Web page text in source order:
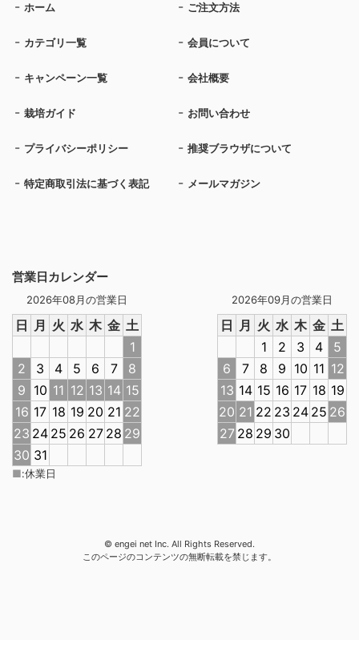
営業日カレンダー
2026年08月の営業日
日 月 火 水 木 金 土
1
2
3 4 5 6 7
8
9 10 11 12 13 14 15
16 17 18 19 20 21 22
23 24 25 26 27 28 29
30 31
2026年09月の営業日
日 月 火 水 木 金 土
1
2 3 4
5
6
7 8 9 10 11 12
13 14 15 16 17 18 19
20 21 22 23 24 25 26
27 28 29 30
■:休業日
ホーム ご注文方法
カテゴリ一覧 会員について
キャンペーン一覧 会社概要
栽培ガイド お問い合わせ
プライバシーポリシー 推奨ブラウザについて
特定商取引法に基づく表記 メールマガジン
© engei net Inc. All Rights Reserved.
このページのコンテンツの無断転載を禁じます。